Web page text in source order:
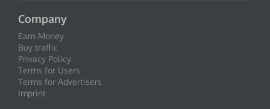
Company
Earn Money
Buy traffic
Privacy Policy
Terms for Users
Terms for Advertisers
Imprint